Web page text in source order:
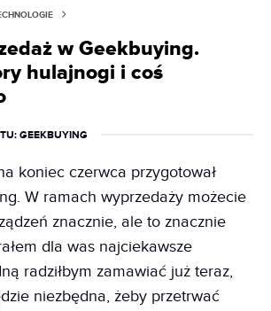
w Geekbuying.
hulajnogi i coś
: GEEKBUYING
koniec czerwca przygotował
W ramach wyprzedaży możecie
znacznie, ale to znacznie
dla was najciekawsze
radziłbym zamawiać już teraz,
niezbędna, żeby przetrwać